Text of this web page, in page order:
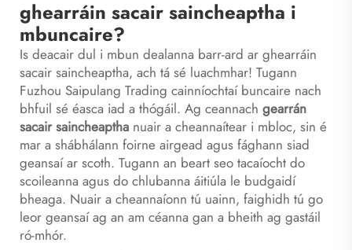
ghearráin sacair saincheaptha i
mbuncaire?
Is deacair dul i mbun dealanna barr-ard ar ghearráin
sacair saincheaptha, ach tá sé luachmhar! Tugann
Fuzhou Saipulang Trading cainníochtaí buncaire nach
bhfuil sé éasca iad a thógáil. Ag ceannach gearrán
sacair saincheaptha nuair a cheannaítear i mbloc, sin é
mar a shábhálann foirne airgead agus fághann siad
geansaí ar scoth. Tugann an beart seo tacaíocht do
scoileanna agus do chlubanna áitiúla le budgaidí
bheaga. Nuair a cheannaíonn tú uainn, faighidh tú go
leor geansaí ag an am céanna gan a bheith ag gastáil
ró-mhór.